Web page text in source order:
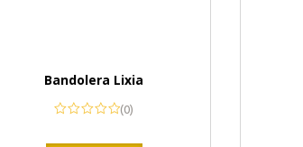
Bandolera Lixia
(0)